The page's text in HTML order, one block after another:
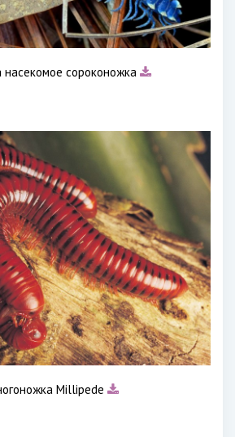
сороконожка
Millipede